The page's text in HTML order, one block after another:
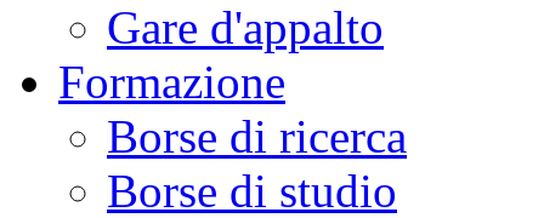
Gare d'appalto
Formazione
Borse di ricerca
Borse di studio